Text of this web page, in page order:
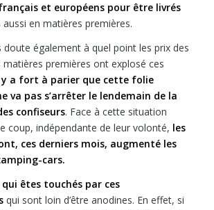
et européens pour être livrés
en matières premières.
doute également à quel point les prix des
matières premières ont explosé ces
y a fort à parier que cette folie
va pas s’arrêter le lendemain de la
confiseurs. Face à cette situation
coup, indépendante de leur volonté, les
ces derniers mois, augmenté les
cars.
qui êtes touchés par ces
qui sont loin d’être anodines. En effet, si